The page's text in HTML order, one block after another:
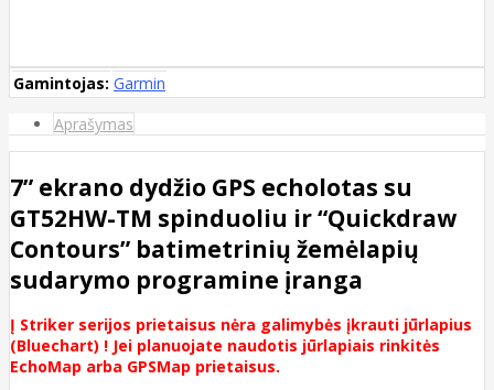
Gamintojas: Garmin
Aprašymas
7” ekrano dydžio GPS echolotas su
GT52HW-TM spinduoliu ir “Quickdraw
Contours” batimetrinių žemėlapių
sudarymo programine įranga
Į Striker serijos prietaisus nėra galimybės įkrauti jūrlapius
(Bluechart) ! Jei planuojate naudotis jūrlapiais rinkitės
EchoMap arba GPSMap prietaisus.